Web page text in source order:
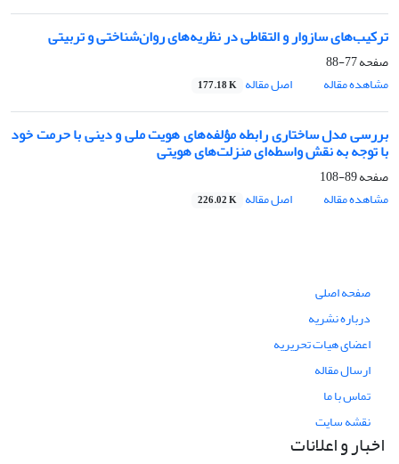
ترکیب‌های سازوار و التقاطی در نظریه‌های روان‌شناختی و تربیتی
صفحه77-88
مشاهده مقاله
اصل مقاله 177.18 K
بررسی مدل ساختاری رابطه مؤلفه‌های هویت ملی و دینی با حرمت خود
با توجه به نقش واسطه‌ای منزلت‌های هویتی
صفحه89-108
مشاهده مقاله
اصل مقاله 226.02 K
صفحه اصلی
درباره نشریه
اعضای هیات تحریریه
ارسال مقاله
تماس با ما
نقشه سایت
اخبار و اعلانات